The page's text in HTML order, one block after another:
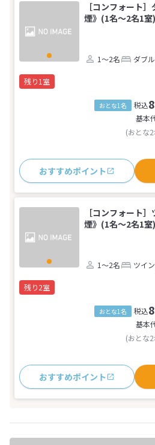
［コンフォート
煙》(1名～2名1室)
1～2名 ダブル
残り1室
おとな1名 税込
基本
(おとな
おすすめポイント
［コンフォート
煙》(1名～2名1室)
1～2名 ツイン
残り2室
おとな1名 税込
基本
(おとな
おすすめポイント